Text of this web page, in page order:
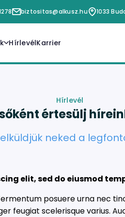
biztositas@alkusz.hu 1033
és Betegségbiztosítás
HírlevélKarrier
Hírlevél
értesülj
neked a
elit, sed do eiusmod
posuere urna nec
feugiat scelerisque varius.